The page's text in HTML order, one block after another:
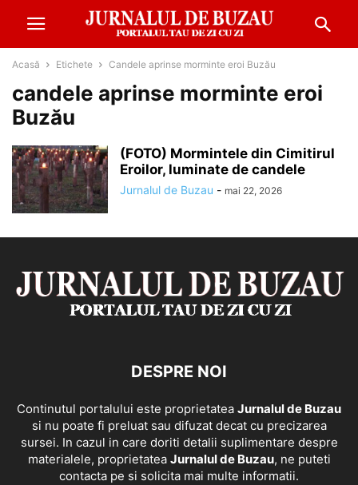
Acasă Etichete Candele aprinse morminte eroi Buzău
candele aprinse morminte eroi
Buzău
(FOTO) Mormintele din Cimitirul
Eroilor, luminate de candele
Jurnalul de Buzau - mai 22, 2026
DESPRE NOI
Continutul portalului este proprietatea Jurnalul de Buzau
si nu poate fi preluat sau difuzat decat cu precizarea
sursei. In cazul in care doriti detalii suplimentare despre
materialele, proprietatea Jurnalul de Buzau, ne puteti
contacta pe si solicita mai multe informatii.